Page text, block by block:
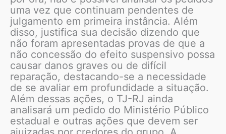
uma vez que continuam pendentes de
julgamento em primeira instância. Além
disso, justifica sua decisão dizendo que
não foram apresentadas provas de que a
não concessão do efeito suspensivo possa
causar danos graves ou de difícil
reparação, destacando-se a necessidade
de se avaliar em profundidade a situação.
Além dessas ações, o TJ-RJ ainda
analisará um pedido do Ministério Público
estadual e outras ações que devem ser